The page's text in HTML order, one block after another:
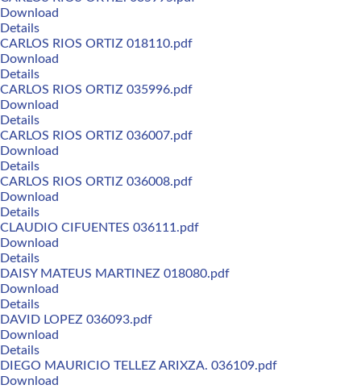
Download
Details
CARLOS RIOS ORTIZ 018110.pdf
Download
Details
CARLOS RIOS ORTIZ 035996.pdf
Download
Details
CARLOS RIOS ORTIZ 036007.pdf
Download
Details
CARLOS RIOS ORTIZ 036008.pdf
Download
Details
CLAUDIO CIFUENTES 036111.pdf
Download
Details
DAISY MATEUS MARTINEZ 018080.pdf
Download
Details
DAVID LOPEZ 036093.pdf
Download
Details
DIEGO MAURICIO TELLEZ ARIXZA. 036109.pdf
Download